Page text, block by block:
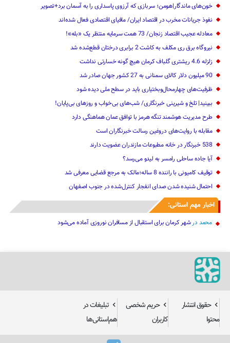
خون‌های ماندگار|هومن؛ سربازی که آرزوی پاسداری را به آسمان برد+تصویر
نفوذ جریانات مخرب در اقتصاد ایران/ مافیای اقتصادی فعال شده‌اند
معادله عجیب اقتصاد زنجان/ 73 همت سرمایه منتظر یک «بله»!
نیروگاه برق ری مکلف به کاشت 2 برابری درختان قطع‌شده شد
زلزله 4.6 ریشتری گلباف کرمان هیچ گونه خسارتی نداشت
90 میلیون دلار کالای سمنانی به 27 کشور جهان صادر شد
ظرفیت‌های چهارمحال‌وبختیاری باید در سطح ملی دیده شود
ببینید| تلخ و شیرینی خبرنگاری/‌ شب‌های بی‌خواب و روزهای بی‌پایان!
طرح مدیریت هوشمند تنگه هرمز با توافق عمان هماهنگی دارد
مقابله با روایت‌های دروغین رسالت خبرنگاران است
538 خبرنگار در خانه مطبوعات مازندران عضویت دارند
آیا جاده ساحلی رامسر به لیدو می‌رسد؟
توقیف کامیونی با راننده 8 ساله؛مالک به مرجع قضایی معرفی شد
احتمال شنیده شدن صدای انفجار کنترل‌شده در جنوب اصفهان
اخبار مهم استانی:
محمد درشهر کرمان برای استقبال از مسافران نوروزی آماده می‌شود
حقوق انتشار
محتوا
حریم شخصی
کاربران
تبلیغات در
هم‌استانی‌ها